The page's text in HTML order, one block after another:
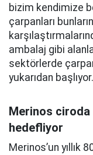
bizim kendimize
çarpanları
ambalaj gibi
sektörlerde
yukarıdan
Merinos ciroda
hedefliyor
Merinos’un yıllık